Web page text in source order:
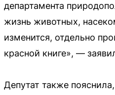
департамента
жизнь животных,
изменится, отдельно
красной книге», —
Депутат также